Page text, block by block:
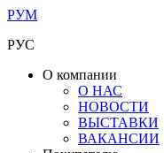
РУМ
РУС
О компании
О НАС
НОВОСТИ
ВЫСТАВКИ
ВАКАНСИИ